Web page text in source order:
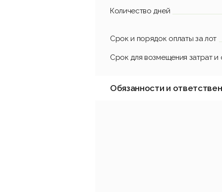
Количество дней
Срок и порядок оплаты за лот
Срок для возмещения затрат и
Обязанности и